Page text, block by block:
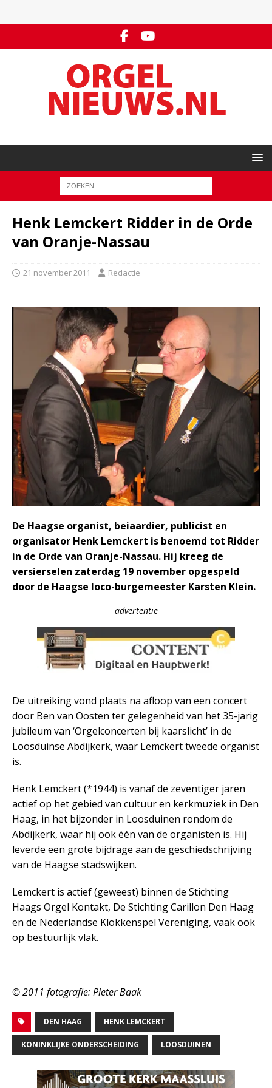
Henk Lemckert Ridder in de Orde
van Oranje-Nassau
21 november 2011 Redactie
De Haagse organist, beiaardier, publicist en
organisator Henk Lemckert is benoemd tot Ridder
in de Orde van Oranje-Nassau. Hij kreeg de
versierselen zaterdag 19 november opgespeld
door de Haagse loco-burgemeester Karsten Klein.
advertentie
De uitreiking vond plaats na afloop van een concert
door Ben van Oosten ter gelegenheid van het 35-jarig
jubileum van ‘Orgelconcerten bij kaarslicht’ in de
Loosduinse Abdijkerk, waar Lemckert tweede organist
is.
Henk Lemckert (*1944) is vanaf de zeventiger jaren
actief op het gebied van cultuur en kerkmuziek in Den
Haag, in het bijzonder in Loosduinen rondom de
Abdijkerk, waar hij ook één van de organisten is. Hij
leverde een grote bijdrage aan de geschiedschrijving
van de Haagse stadswijken.
Lemckert is actief (geweest) binnen de Stichting
Haags Orgel Kontakt, De Stichting Carillon Den Haag
en de Nederlandse Klokkenspel Vereniging, vaak ook
op bestuurlijk vlak.
© 2011 fotografie: Pieter Baak
DEN HAAG HENK LEMCKERT
KONINKLIJKE ONDERSCHEIDING LOOSDUINEN